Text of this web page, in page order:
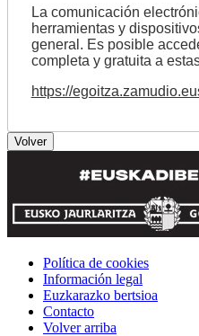
La comunicación
herramientas y
general. Es posible
completa y gratuita a
https://
Política de cookies
Información legal
Euzkarazko bertsioa
Contacto
Volver arriba